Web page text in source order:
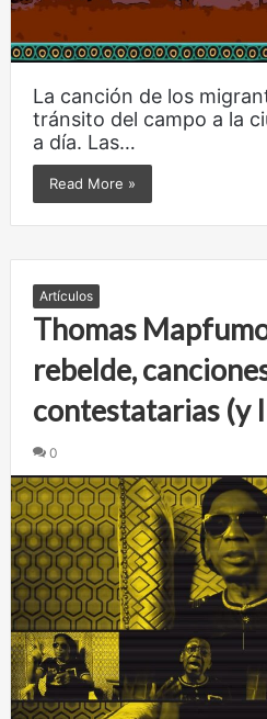
La canción de los
tránsito del campo a la
a día. Las…
Read More »
Artículos
Thomas
rebelde,
contestatarias (y
0